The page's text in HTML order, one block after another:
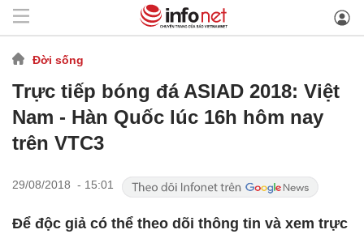
Đời sống
Trực tiếp bóng đá ASIAD 2018: Việt
Nam - Hàn Quốc lúc 16h hôm nay
trên VTC3
29/08/2018 - 15:01
Để độc giả có thể theo dõi thông tin và xem trực